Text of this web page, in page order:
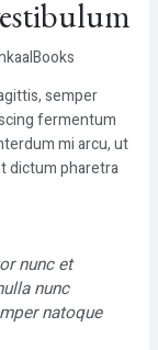
semper
fermentum
mi arcu, ut
dictum pharetra
nunc et
nunc
natoque